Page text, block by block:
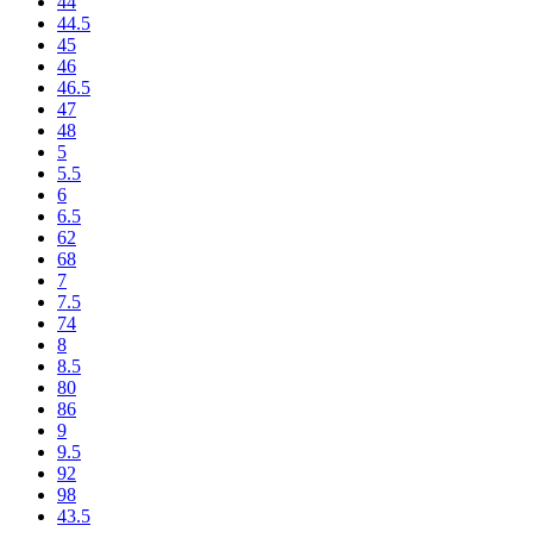
44.5
45
46
46.5
47
48
5
5.5
6
6.5
62
68
7
7.5
74
8
8.5
80
86
9
9.5
92
98
43.5